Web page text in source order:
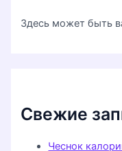
Здесь может быть
Свежие
Чеснок